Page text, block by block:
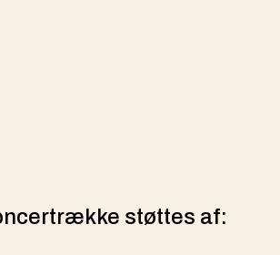
støttes af: